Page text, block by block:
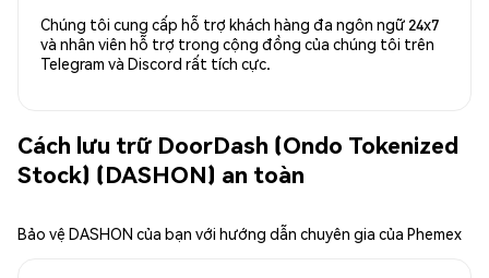
Chúng tôi cung cấp hỗ trợ khách hàng đa ngôn ngữ 24x7
và nhân viên hỗ trợ trong cộng đồng của chúng tôi trên
Telegram và Discord rất tích cực.
Cách lưu trữ DoorDash (Ondo Tokenized
Stock) (DASHON) an toàn
Bảo vệ DASHON của bạn với hướng dẫn chuyên gia của Phemex